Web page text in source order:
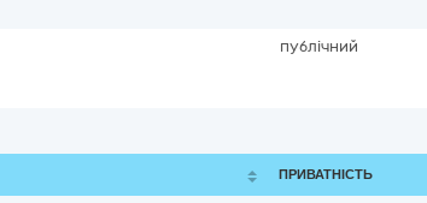
публічний
ПРИВАТНІСТЬ